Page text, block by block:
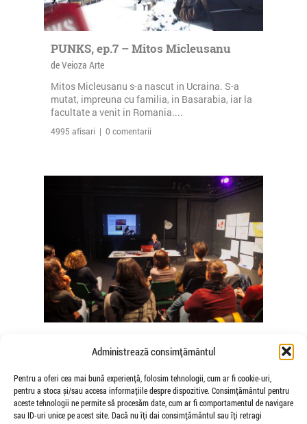
Administrează consimțământul
Pentru a oferi cea mai bună experiență, folosim tehnologii, cum ar fi cookie-uri,
pentru a stoca și/sau accesa informațiile despre dispozitive. Consimțământul pentru
aceste tehnologii ne permite să procesăm date, cum ar fi comportamentul de navigare
sau ID-uri unice pe acest site. Dacă nu îți dai consimțământul sau îți retragi
PUNKS, ep.7 – Mitos Micleusanu
de Veioza Arte
Mitos Micleusanu s-a nascut in Ucraina. S-a
mutat, impreuna cu familia, in Basarabia, iar la
facultate a venit in Romania....
4995 afisari | 0 comentarii
Somatice susținute de coregrafele
Mădălina Dan și Valentina De Piante
Niculae
de Veioza Arte